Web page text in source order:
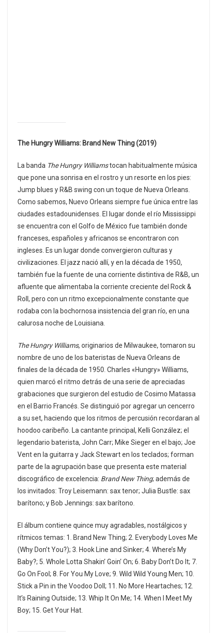
The Hungry Williams: Brand New Thing (2019)
La banda The Hungry Williamstocan habitualmente música
que pone una sonrisa en el rostro y un resorte en los pies:
Jump blues y R&B swing con un toque de Nueva Orleans.
Como sabemos, Nuevo Orleans siempre fue única entre las
ciudades estadounidenses. El lugar donde el río Mississippi
se encuentra con el Golfo de México fue también donde
franceses, españoles y africanos se encontraron con
ingleses. Es un lugar donde convergieron culturas y
civilizaciones. El jazz nació allí, y en la década de 1950,
también fue la fuente de una corriente distintiva de R&B, un
afluente que alimentaba la corriente creciente del Rock &
Roll, pero con un ritmo excepcionalmente constante que
rodaba con la bochornosa insistencia del gran río, en una
calurosa noche de Louisiana.
The Hungry Williams, originarios de Milwaukee, tomaron su
nombre de uno de los bateristas de Nueva Orleans de
finales de la década de 1950. Charles «Hungry» Williams,
quien marcó el ritmo detrás de una serie de apreciadas
grabaciones que surgieron del estudio de Cosimo Matassa
en el Barrio Francés. Se distinguió por agregar un cencerro
a su set, haciendo que los ritmos de percusión recordaran al
hoodoo caribeño. La cantante principal, Kelli González; el
legendario baterista, John Carr; Mike Sieger en el bajo; Joe
Vent en la guitarra y Jack Stewart en los teclados; forman
parte de la agrupación base que presenta este material
discográfico de excelencia: Brand New Thing; además de
los invitados: Troy Leisemann: sax tenor; Julia Bustle: sax
barítono; y Bob Jennings: sax barítono.
El álbum contiene quince muy agradables, nostálgicos y
rítmicos temas: 1. Brand New Thing; 2. Everybody Loves Me
(Why Don’t You?); 3. Hook Line and Sinker; 4. Where’s My
Baby?; 5. Whole Lotta Shakin’ Goin’ On; 6. Baby Don’t Do It; 7.
Go On Fool; 8. For You My Love; 9. Wild Wild Young Men; 10.
Stick a Pin in the Voodoo Doll; 11. No More Heartaches; 12.
It’s Raining Outside; 13. Whip It On Me; 14. When I Meet My
Boy; 15. Get Your Hat.